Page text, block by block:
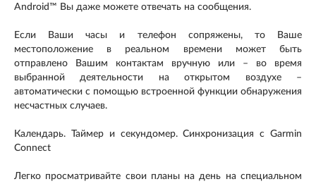
Android™ Вы даже можете отвечать на сообщения.
Если Ваши часы и телефон сопряжены, то Ваше
местоположение в реальном времени может быть
отправлено Вашим контактам вручную или – во время
выбранной деятельности на открытом воздухе –
автоматически с помощью встроенной функции обнаружения
несчастных случаев.
Календарь. Таймер и секундомер. Синхронизация с Garmin
Connect
Легко просматривайте свои планы на день на специальном